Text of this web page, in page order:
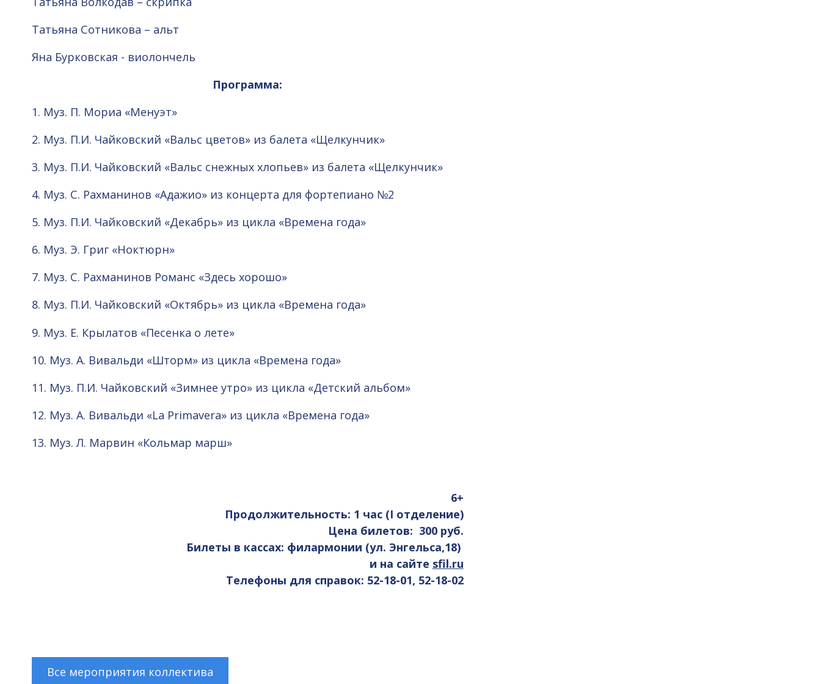
Татьяна Сотникова – альт
Яна Бурковская - виолончель
Программа:
1. Муз. П. Мориа «Менуэт»
2. Муз. П.И. Чайковский «Вальс цветов» из балета «Щелкунчик»
3. Муз. П.И. Чайковский «Вальс снежных хлопьев» из балета «Щелкунчик»
4. Муз. С. Рахманинов «Адажио» из концерта для фортепиано №2
5. Муз. П.И. Чайковский «Декабрь» из цикла «Времена года»
6. Муз. Э. Григ «Ноктюрн»
7. Муз. С. Рахманинов Романс «Здесь хорошо»
8. Муз. П.И. Чайковский «Октябрь» из цикла «Времена года»
9. Муз. Е. Крылатов «Песенка о лете»
10. Муз. А. Вивальди «Шторм» из цикла «Времена года»
11. Муз. П.И. Чайковский «Зимнее утро» из цикла «Детский альбом»
12. Муз. А. Вивальди «La Primavera» из цикла «Времена года»
13. Муз. Л. Марвин «Кольмар марш»
6+
Продолжительность: 1 час (I отделение)
Цена билетов: 300 руб.
Билеты в кассах: филармонии (ул. Энгельса,18)
и на сайте sfil.ru
Телефоны для справок: 52-18-01, 52-18-02
Все мероприятия коллектива